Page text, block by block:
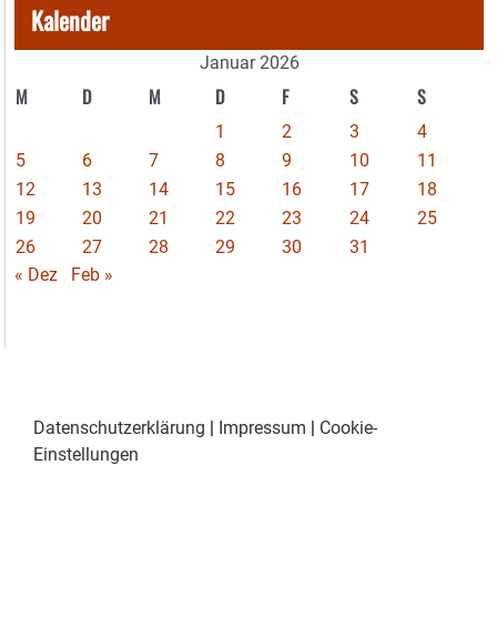
Kalender
Januar 2026
M D M D F S S
1 2 3
4
5
6 7 8 9 10
11
12
13 14 15 16 17
18
19
20 21 22 23 24
25
26
27 28 29 30
31
« Dez
Feb »
Datenschutzerklärung | Impressum | Cookie-
Einstellungen